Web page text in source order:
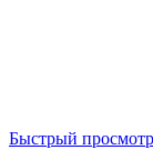
Быстрый просмотр